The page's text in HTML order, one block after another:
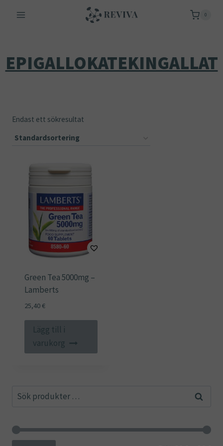
0
EPIGALLOKATEKINGALLAT
Endast ett sökresultat
Green Tea 5000mg –
Lamberts
25,40€
Lägg till i
varukorg
Sök
Sök